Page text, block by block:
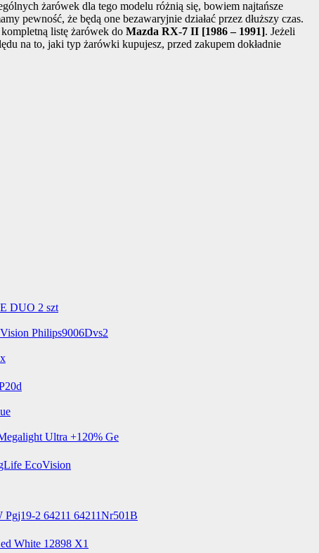
żarówek dla tego modelu różnią się, bowiem najtańsze
pewność, że będą one bezawaryjnie działać przez dłuższy czas.
listę żarówek do Mazda RX-7 II [1986 – 1991]. Jeżeli
na to, jaki typ żarówki kupujesz, przed zakupem dokładnie